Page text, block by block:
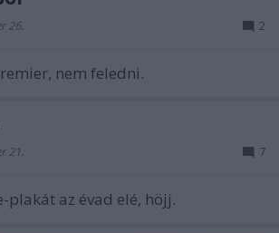
26. 2
nem feledni.
21. 7
plakát az évad elé, höjj.